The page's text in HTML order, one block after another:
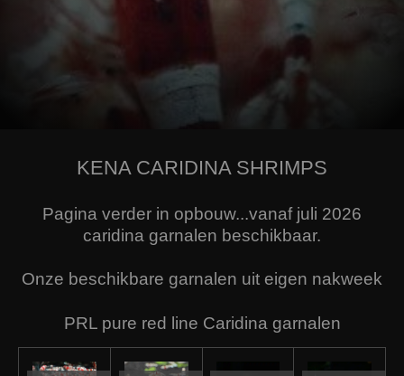
KENA CARIDINA SHRIMPS
Pagina verder in opbouw...vanaf juli 2026
Onze beschikbare garnalen uit eigen nakweek
PRL pure red line Caridina garnalen